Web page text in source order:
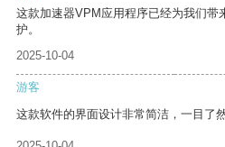
这款加速器VPM应用程序已经为我们带
护。
2025-10-04
游客
这款软件的界面设计非常简洁，一目了然